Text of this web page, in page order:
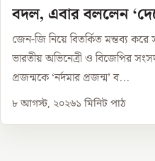
বদল, এবার বললেন
জেন-জি নিয়ে বিতর্কিত মন্তব্য
ভারতীয় অভিনেত্রী ও বিজেপির
প্রজন্মকে ‘নর্দমার প্রজন্ম’ ব...
৮ আগস্ট, ২০২৬১ মিনিট পাঠ